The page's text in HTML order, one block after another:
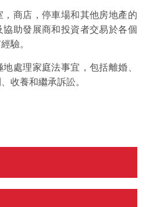
商店，停車場和其他房地產的
助發展商和投資者交易於各個
驗。
處理家庭法事宜，包括離婚、
收養和繼承訴訟。